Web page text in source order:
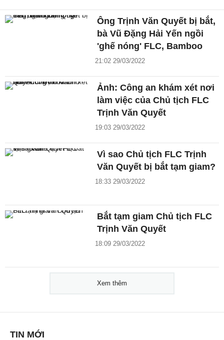
Ông Trịnh Văn Quyết bị bắt,
bà Vũ Đặng Hải Yến ngồi
'ghế nóng' FLC, Bamboo
21:02 29/03/2022
Ảnh: Công an khám xét nơi
làm việc của Chủ tịch FLC
Trịnh Văn Quyết
19:03 29/03/2022
Vì sao Chủ tịch FLC Trịnh
Văn Quyết bị bắt tạm giam?
18:33 29/03/2022
Bắt tạm giam Chủ tịch FLC
Trịnh Văn Quyết
18:09 29/03/2022
Xem thêm
TIN MỚI